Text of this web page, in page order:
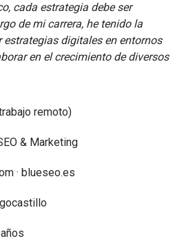
cada estrategia debe ser
de mi carrera, he tenido la
digitales en entornos
en el crecimiento de diversos
remoto)
& Marketing
· blueseo.es